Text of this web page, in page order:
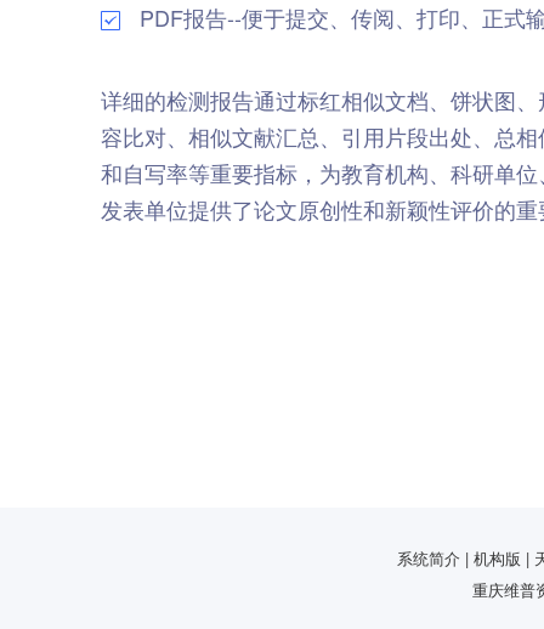
PDF报告--便于提交、传阅、打印、正式
详细的检测报告通过标红相似文档、饼状图
容比对、相似文献汇总、引用片段出处、总
和自写率等重要指标，为教育机构、科研单
发表单位提供了论文原创性和新颖性评价的
系统简介 | 机构版 |
重庆维普